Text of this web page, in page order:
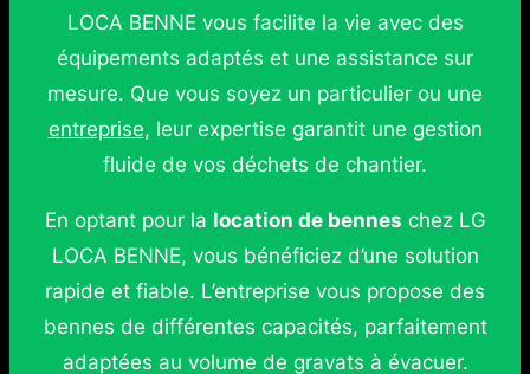
LOCA BENNE vous facilite la vie avec des
équipements adaptés et une assistance sur
mesure. Que vous soyez un particulier ou une
entreprise, leur expertise garantit une gestion
fluide de vos déchets de chantier.
En optant pour la location de bennes chez LG
LOCA BENNE, vous bénéficiez d’une solution
rapide et fiable. L’entreprise vous propose des
bennes de différentes capacités, parfaitement
adaptées au volume de gravats à évacuer.